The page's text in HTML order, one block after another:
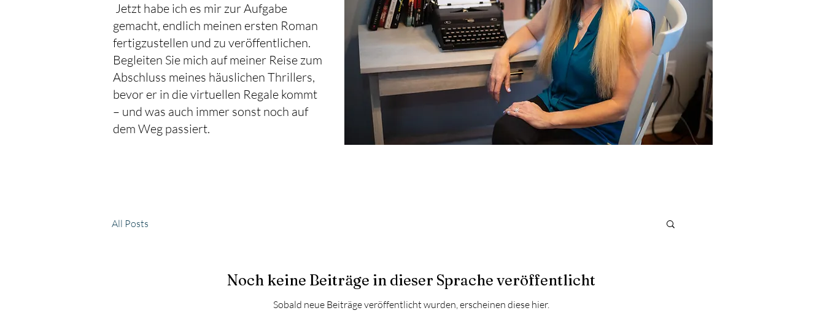
Jetzt habe ich es mir zur Aufgabe
gemacht, endlich meinen ersten Roman
fertigzustellen und zu veröffentlichen.
Begleiten Sie mich auf meiner Reise zum
Abschluss meines häuslichen Thrillers,
bevor er in die virtuellen Regale kommt
– und was auch immer sonst noch auf
dem Weg passiert.
All Posts
Noch keine Beiträge in dieser Sprache veröffentlicht
Sobald neue Beiträge veröffentlicht wurden, erscheinen diese hier.